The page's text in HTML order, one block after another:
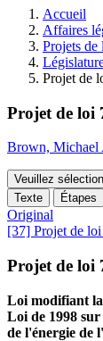
l'Assemblée
législative.
Accueil
Affaires
Projets de
Projet de
Projet de loi
Brown, Michael
Veuillez
Texte
Étapes
Original
[37] Projet de
Projet de loi
Loi modifiant la
Loi de 1998
de l'énergie de